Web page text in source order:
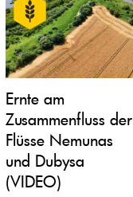
Ernte am
Zusammenfluss der
Flüsse Nemunas
und Dubysa
(VIDEO)